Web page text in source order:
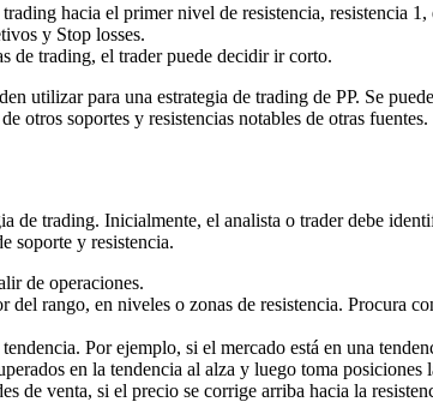
hacia el primer nivel de resistencia, resistencia 1,
y Stop losses.
de trading, el trader puede decidir ir corto.
utilizar para una estrategia de trading de PP. Se
otros soportes y resistencias notables de otras fuentes.
de trading. Inicialmente, el analista o trader debe
soporte y resistencia.
de operaciones.
rango, en niveles o zonas de resistencia. Procura
Por ejemplo, si el mercado está en una
en la tendencia al alza y luego toma
de venta, si el precio se corrige arriba hacia la